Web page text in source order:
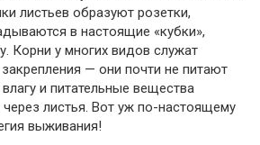
листьев образуют розетки,
в настоящие «кубки»,
Корни у многих видов служат
— они почти не питают
и питательные вещества
листья. Вот уж по-настоящему
выживания!